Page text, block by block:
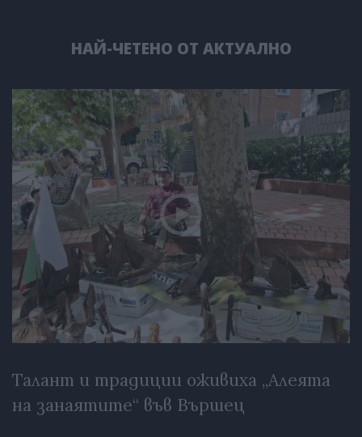
НАЙ-ЧЕТЕНО ОТ АКТУАЛНО
Талант и традиции оживиха „Алеята
на занаятите“ във Вършец